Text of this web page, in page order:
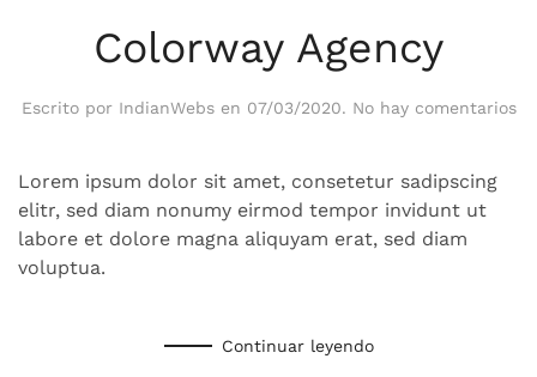
Colorway Agency
Escrito por IndianWebsen 07/03/2020. No hay comentariosen
Lorem ipsum dolor sit amet, consetetur sadipscing
elitr, sed diam nonumy eirmod tempor invidunt ut
labore et dolore magna aliquyam erat, sed diam
voluptua.
Continuar leyendo